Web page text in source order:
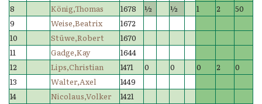
8
König,Thomas 1678 ½ ½ 1 2
50
9
Weise,Beatrix
1672
10
Stüwe,Robert
1670
11
Gadge,Kay
1644
12
Lips,Christian 1471 0 0 0 2
0
13
Walter,Axel
1449
14
Nicolaus,Volker
1421